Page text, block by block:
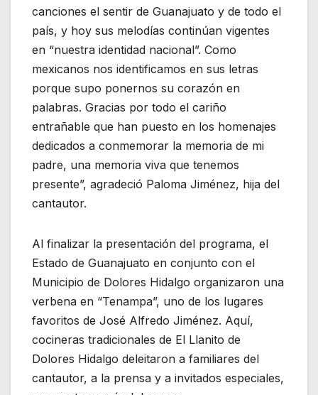
canciones el sentir de Guanajuato y de todo el
país, y hoy sus melodías continúan vigentes
en “nuestra identidad nacional”. Como
mexicanos nos identificamos en sus letras
porque supo ponernos su corazón en
palabras. Gracias por todo el cariño
entrañable que han puesto en los homenajes
dedicados a conmemorar la memoria de mi
padre, una memoria viva que tenemos
presente”, agradeció Paloma Jiménez, hija del
cantautor.
Al finalizar la presentación del programa, el
Estado de Guanajuato en conjunto con el
Municipio de Dolores Hidalgo organizaron una
verbena en “Tenampa”, uno de los lugares
favoritos de José Alfredo Jiménez. Aquí,
cocineras tradicionales de El Llanito de
Dolores Hidalgo deleitaron a familiares del
cantautor, a la prensa y a invitados especiales,